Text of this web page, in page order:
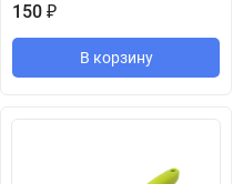
150 ₽
В корзину